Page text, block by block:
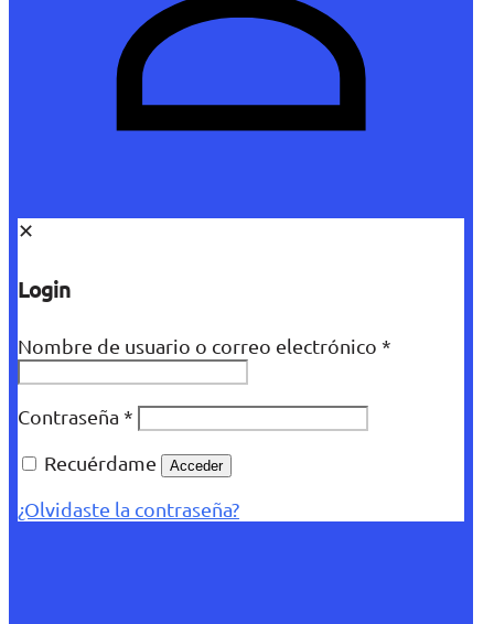
✕
Login
Nombre de usuario o correo electrónico *
Contraseña *
Recuérdame
Acceder
¿Olvidaste la contraseña?